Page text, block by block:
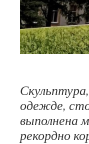
одежде,
выполнена
рекордно